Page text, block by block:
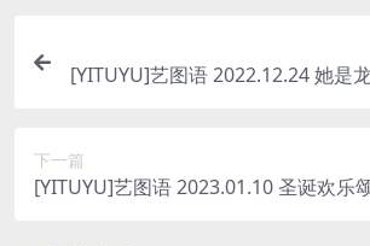
[YITUYU]艺图语 2022.12.24 她是
下一篇
[YITUYU]艺图语 2023.01.10 圣诞欢乐